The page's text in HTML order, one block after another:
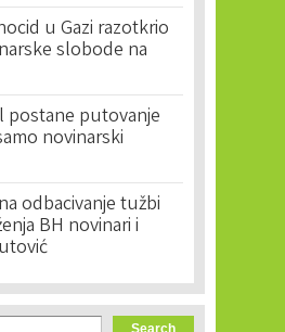
u Gazi razotkrio
slobode na
postane putovanje
novinarski
odbacivanje tužbi
BH novinari i